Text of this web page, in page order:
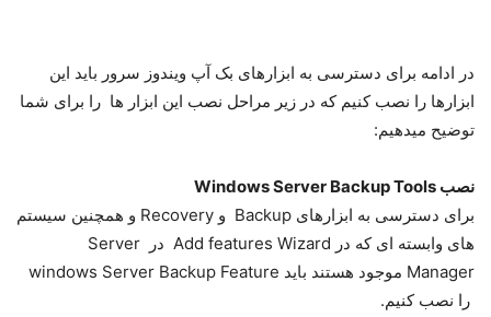
در ادامه برای دسترسی به ابزارهای بک آپ ویندوز سرور باید این
ابزارها را نصب کنیم که در زیر مراحل نصب این ابزار ها را برای شما
توضیح میدهیم:
نصب Windows Server Backup Tools
برای دسترسی به ابزارهای Backup و Recovery و همچنین سیستم
های وابسته ای که در Add features Wizard در Server
Manager موجود هستند باید windows Server Backup Feature
را نصب کنیم.